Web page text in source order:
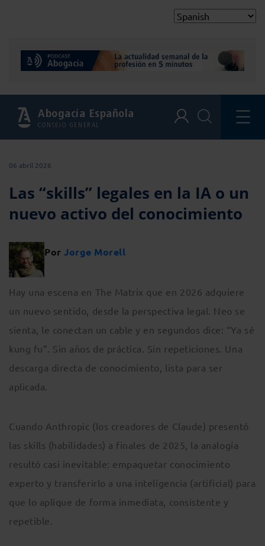
Abogacía Española
CONSEJO GENERAL
06 abril 2026
Las “skills” legales en la IA o un
nuevo activo del conocimiento
PorJorge Morell
Hay una escena en The Matrix que en 2026 adquiere
un nuevo sentido, desde la perspectiva legal. Neo se
sienta, le conectan un cable y en segundos dice: “Ya sé
kung fu”. Sin años de práctica. Sin repeticiones. Una
descarga directa de conocimiento, lista para ser
aplicada.
Cuando Anthropic (los creadores de Claude) presentó
las skills (habilidades) a finales de 2025, la analogía
resultó casi inevitable: empaquetar conocimiento
experto y transferirlo a una inteligencia (artificial) para
que lo aplique de forma inmediata, consistente y
repetible.